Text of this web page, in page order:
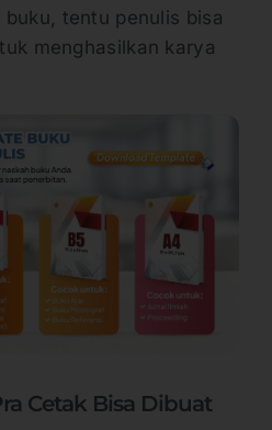
tentu penulis bisa
menghasilkan karya
Cetak Bisa Dibuat